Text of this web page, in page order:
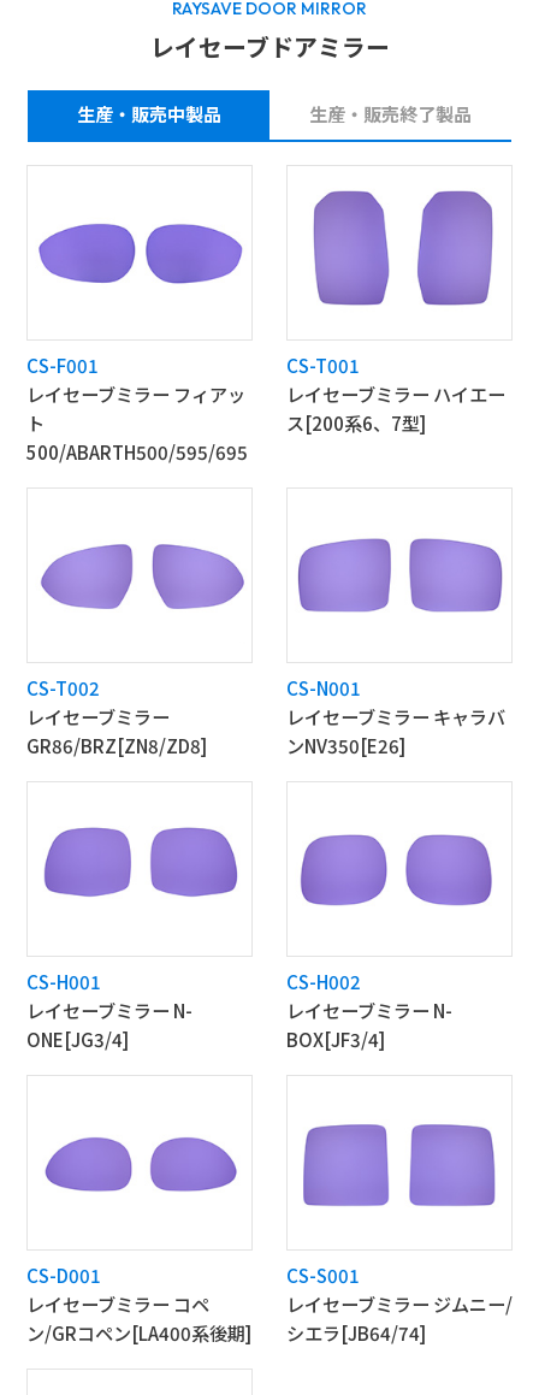
RAYSAVE DOOR MIRROR
レイセーブドアミラー
生産・販売中製品 生産・販売終了製品
CS-F001
レイセーブミラー フィアッ
ト
500/ABARTH500/595/695
CS-T001
レイセーブミラー ハイエー
ス[200系6、7型]
CS-T002
レイセーブミラー
GR86/BRZ[ZN8/ZD8]
CS-N001
レイセーブミラー キャラバ
ンNV350[E26]
CS-H001
レイセーブミラー N-
ONE[JG3/4]
CS-H002
レイセーブミラー N-
BOX[JF3/4]
CS-D001
レイセーブミラー コペ
ン/GRコペン[LA400系後期]
CS-S001
レイセーブミラー ジムニー/
シエラ[JB64/74]